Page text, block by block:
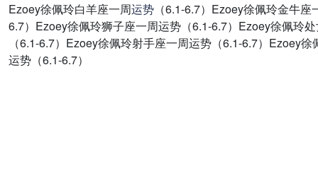
Ezoey徐佩玲白羊座一周运势 （6.1-6.7）Ezoey徐佩玲金牛
6.7）Ezoey徐佩玲狮子座一周运势（6.1-6.7）Ezoey徐佩玲
（6.1-6.7）Ezoey徐佩玲射手座一周运势（6.1-6.7）Ezoey
运势（6.1-6.7）